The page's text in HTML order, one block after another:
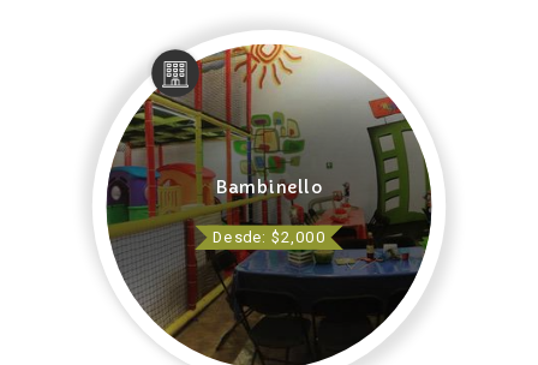
Bambinello
Desde: $2,000